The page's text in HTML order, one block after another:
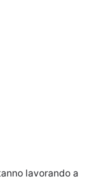
lavorando a